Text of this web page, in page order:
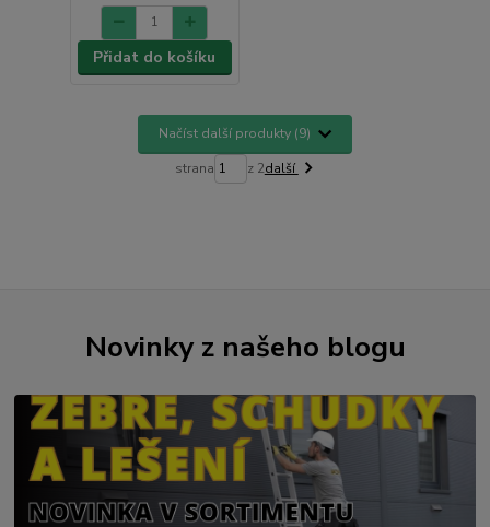
Přidat do košíku
Načíst další produkty (9)
strana z 2další
Novinky z našeho blogu